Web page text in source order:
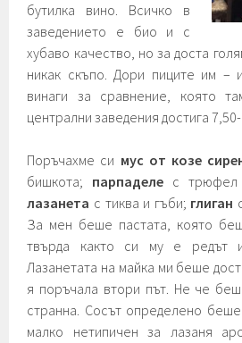
бутилка вино. Всичко в
заведението е био и с
хубаво качество, но за доста
никак скъпо. Дори пиците им –
винаги за сравнение, която
централни заведения достига
Поръчахме си мус от козе
бишкота; парпаделе с
лазанета с тиква и гъби; глиган
За мен беше пастата, която
твърда както си му е редът
Лазанетата на майка ми беше
я поръчала втори път. Не че
странна. Сосът определено
малко нетипичен за лазаня